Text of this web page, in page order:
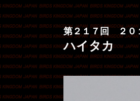
ハイタカ
第２１７回 ２０